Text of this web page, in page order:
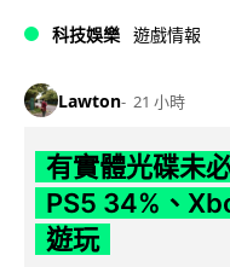
科技娛樂 遊戲情報
Lawton 21 小時
有實體光碟未
PS5 34%、
遊玩